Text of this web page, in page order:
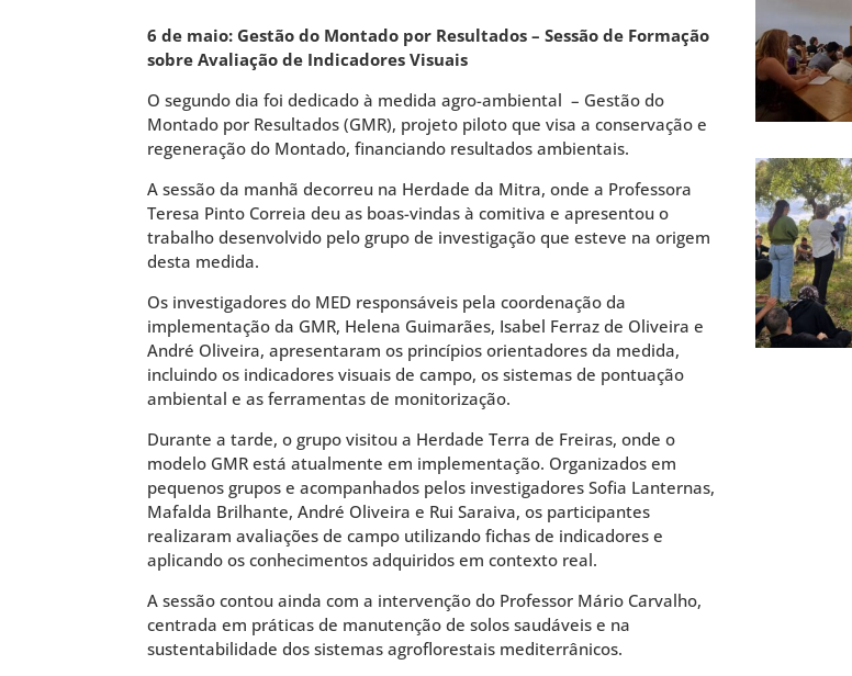
6 de maio: Gestão do Montado por Resultados – Sessão de Formação
sobre Avaliação de Indicadores Visuais
O segundo dia foi dedicado à medida agro-ambiental – Gestão do
Montado por Resultados (GMR), projeto piloto que visa a conservação e
regeneração do Montado, financiando resultados ambientais.
A sessão da manhã decorreu na Herdade da Mitra, onde a Professora
Teresa Pinto Correia deu as boas-vindas à comitiva e apresentou o
trabalho desenvolvido pelo grupo de investigação que esteve na origem
desta medida.
Os investigadores do MED responsáveis pela coordenação da
implementação da GMR, Helena Guimarães, Isabel Ferraz de Oliveira e
André Oliveira, apresentaram os princípios orientadores da medida,
incluindo os indicadores visuais de campo, os sistemas de pontuação
ambiental e as ferramentas de monitorização.
Durante a tarde, o grupo visitou a Herdade Terra de Freiras, onde o
modelo GMR está atualmente em implementação. Organizados em
pequenos grupos e acompanhados pelos investigadores Sofia Lanternas,
Mafalda Brilhante, André Oliveira e Rui Saraiva, os participantes
realizaram avaliações de campo utilizando fichas de indicadores e
aplicando os conhecimentos adquiridos em contexto real.
A sessão contou ainda com a intervenção do Professor Mário Carvalho,
centrada em práticas de manutenção de solos saudáveis e na
sustentabilidade dos sistemas agroflorestais mediterrânicos.